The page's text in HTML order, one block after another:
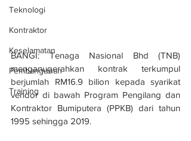
Teknologi
Kontraktor
Keselamatan
Pembangunan
Training
BANGI: Tenaga Nasional Bhd (TNB)
menganugerahkan kontrak terkumpul
berjumlah RM16.9 bilion kepada syarikat
vendor di bawah Program Pengilang dan
Kontraktor Bumiputera (PPKB) dari tahun
1995 sehingga 2019.